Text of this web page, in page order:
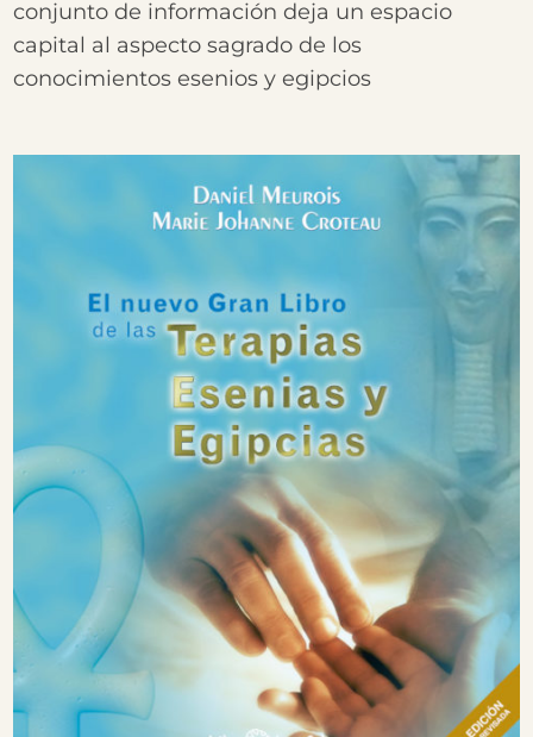
conjunto de información deja un espacio
capital al aspecto sagrado de los
conocimientos esenios y egipcios